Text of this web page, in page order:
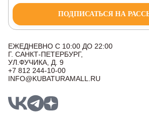
ПОДПИСАТЬСЯ НА
ЕЖЕДНЕВНО С 10:00 ДО 22:00
Г. САНКТ-ПЕТЕРБУРГ,
УЛ.ФУЧИКА, Д. 9
+7 812 244-10-00
INFO@KUBATURAMALL.RU